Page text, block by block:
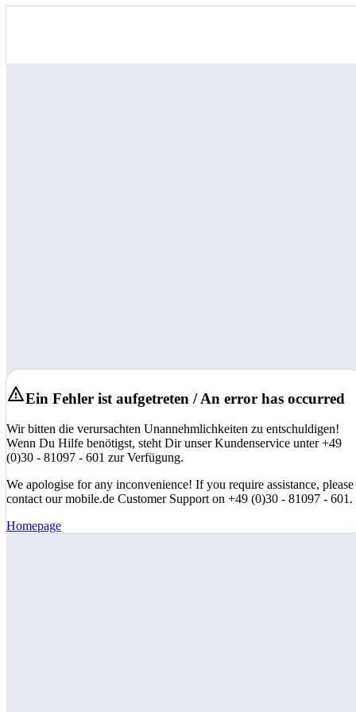
Ein Fehler ist aufgetreten / An error has occurred
Wir bitten die verursachten Unannehmlichkeiten zu entschuldigen!
Wenn Du Hilfe benötigst, steht Dir unser Kundenservice unter +49
(0)30 - 81097 - 601 zur Verfügung.
We apologise for any inconvenience! If you require assistance, please
contact our mobile.de Customer Support on +49 (0)30 - 81097 - 601.
Homepage